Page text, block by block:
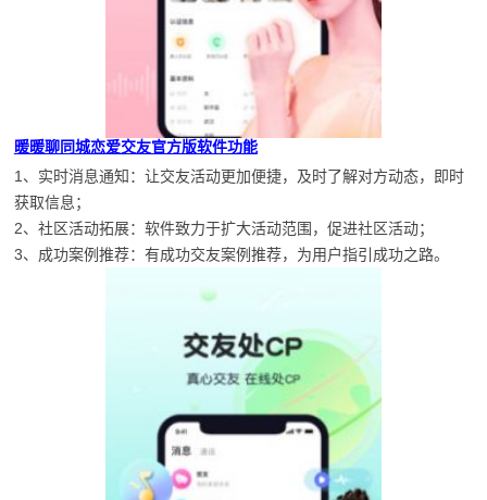
暖暖聊同城恋爱交友官方版软件功能
1、实时消息通知：让交友活动更加便捷，及时了解对方动态，即时
获取信息；
2、社区活动拓展：软件致力于扩大活动范围，促进社区活动；
3、成功案例推荐：有成功交友案例推荐，为用户指引成功之路。